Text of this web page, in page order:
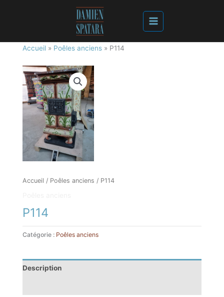
Accueil» Poêles anciens» P114
Accueil / Poêles anciens / P114
P114
Catégorie : Poêles anciens
Description